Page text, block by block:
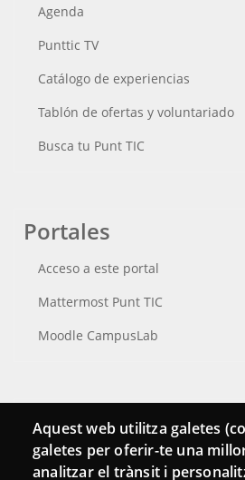
Agenda
Punttic TV
Catálogo de experiencias
Tablón de ofertas y voluntariado
Busca tu Punt TIC
Portales
Acceso a este portal
Mattermost Punt TIC
Moodle CampusLab
Conecta
Contacto
Aquest web utilitza galetes
galetes per oferir-te una
analitzar el trànsit i